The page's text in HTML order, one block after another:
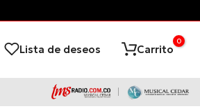
Lista de deseos Carrito
0